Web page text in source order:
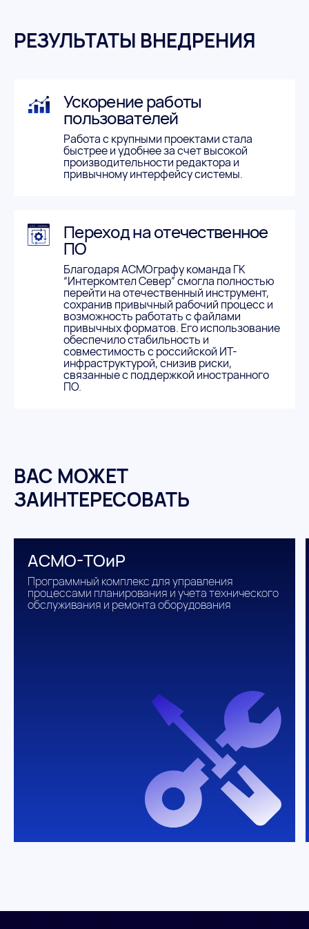
РЕЗУЛЬТАТЫ ВНЕДРЕНИЯ
Ускорение работы
пользователей
Работа с крупными проектами стала
быстрее и удобнее за счет высокой
производительности редактора и
привычному интерфейсу системы.
Переход на отечественное
ПО
Благодаря АСМОграфу команда ГК
“Интеркомтел Север” смогла полностью
перейти на отечественный инструмент,
сохранив привычный рабочий процесс и
возможность работать с файлами
привычных форматов. Его использование
обеспечило стабильность и
совместимость с российской ИТ-
инфраструктурой, снизив риски,
связанные с поддержкой иностранного
ПО.
ВАС МОЖЕТ
ЗАИНТЕРЕСОВАТЬ
АСМО-ТОиР
Программный комплекс для управления
процессами планирования и учета технического
обслуживания и ремонта оборудования